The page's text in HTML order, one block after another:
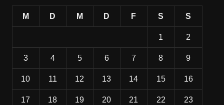
M D M D F S S
1 2
3 4 5 6 7 8 9
10 11 12 13 14 15 16
17 18 19 20 21 22 23